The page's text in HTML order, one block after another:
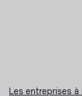
Les entreprises